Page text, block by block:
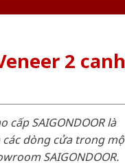
2 canh
cấp SAIGONDOOR là
dòng cửa trong
SAIGONDOOR.